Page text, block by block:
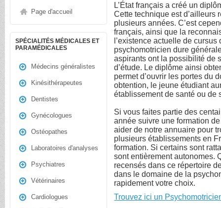
Page d'accueil
SPÉCIALITÉS MÉDICALES ET
PARAMÉDICALES
Médecins généralistes
Kinésithérapeutes
Dentistes
Gynécologues
Ostéopathes
Laboratoires d'analyses
Psychiatres
Vétérinaires
Cardiologues
L’État français a créé un
Cette technique est d’ailleurs
plusieurs années. C’est
français, ainsi que la
l’existence actuelle de
psychomotricien dure
aspirants ont la possibilité de
d’étude. Le diplôme ainsi
permet d’ouvrir les portes du
obtention, le jeune étudiant
établissement de santé ou de
Si vous faites partie des
année suivre une formation
aider de notre annuaire pour
plusieurs établissements en
formation. Si certains sont
sont entièrement autonomes.
recensés dans ce répertoire
dans le domaine de la
rapidement votre choix.
Trouvez ici un